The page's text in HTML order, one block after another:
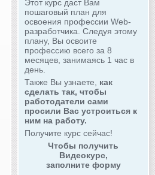
Этот курс даст Вам
пошаговый план для
освоения профессии Web-
разработчика. Следуя этому
плану, Вы освоите
профессию всего за 8
месяцев, занимаясь 1 час в
день.
Также Вы узнаете, как
сделать так, чтобы
работодатели сами
просили Вас устроиться к
ним на работу.
Получите курс сейчас!
Чтобы получить
Видеокурс,
заполните форму